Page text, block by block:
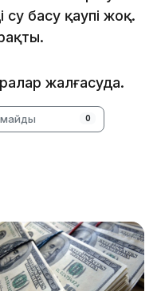
басу қаупі жоқ.
жалғасуда.
0